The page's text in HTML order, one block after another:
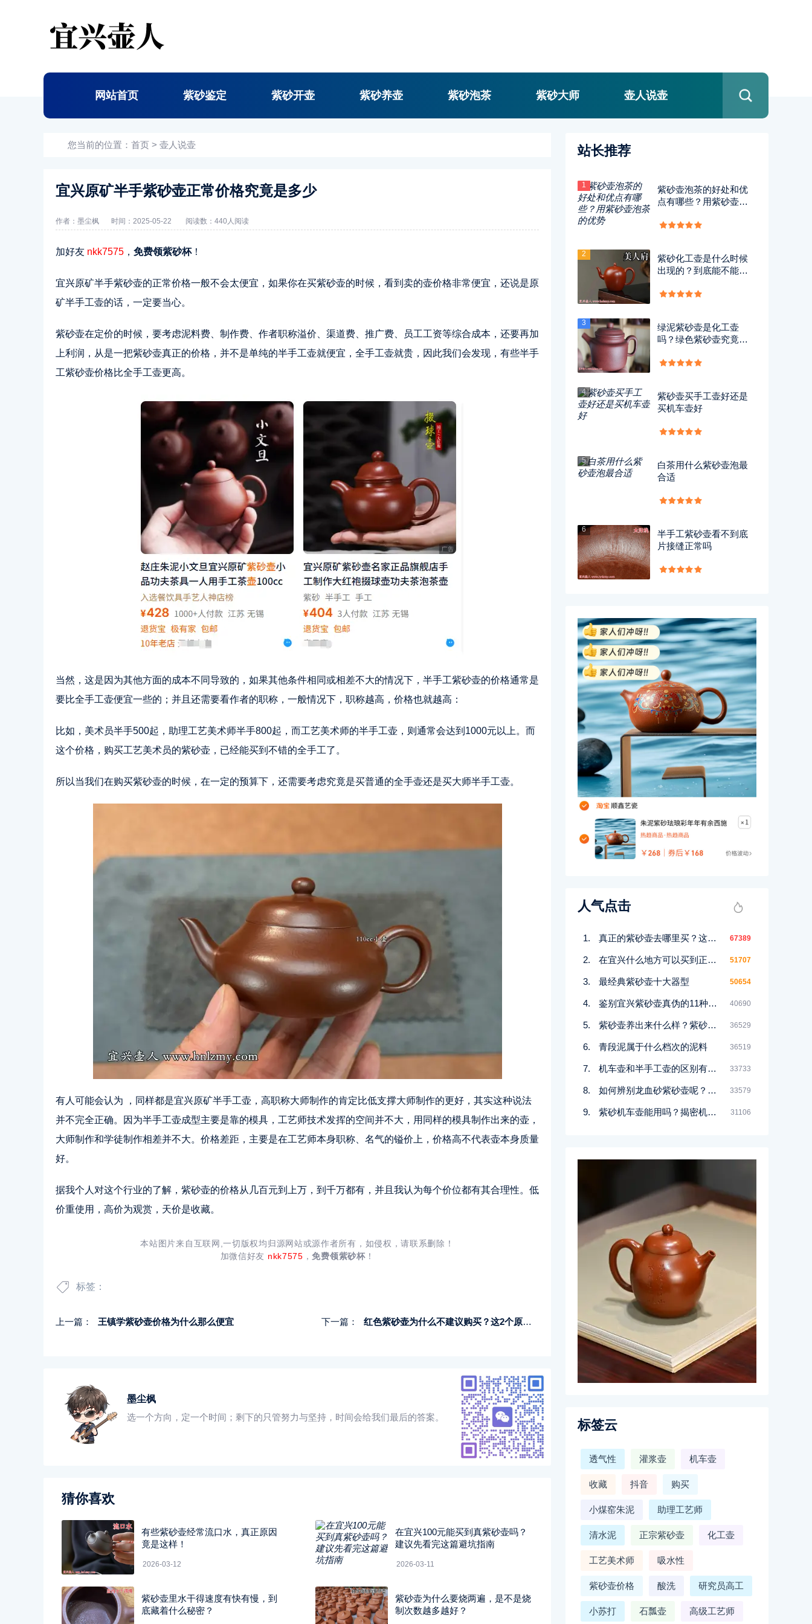
网站首页 紫砂鉴定 紫砂开壶 紫砂养壶 紫砂泡茶 紫砂大师 壶人说壶
您当前的位置： 首页 > 壶人说壶
宜兴原矿半手紫砂壶正常价格究竟是多少
作者：墨尘枫 时间：2025-05-22 阅读数： 440人阅读
加好友 nkk7575 ， 免费领紫砂杯！
宜兴原矿半手紫砂壶的正常价格一般不会太便宜，如果你在买紫砂壶的时候，看到卖的壶价格非常便宜，还说是原
矿半手工壶的话，一定要当心。
紫砂壶在定价的时候，要考虑泥料费、制作费、作者职称溢价、渠道费、推广费、员工工资等综合成本，还要再加
上利润，从是一把紫砂壶真正的价格，并不是单纯的半手工壶就便宜，全手工壶就贵，因此我们会发现，有些半手
工紫砂壶价格比全手工壶更高。
当然，这是因为其他方面的成本不同导致的，如果其他条件相同或相差不大的情况下，半手工紫砂壶的价格通常是
要比全手工壶便宜一些的；并且还需要看作者的职称，一般情况下，职称越高，价格也就越高：
比如，美术员半手500起，助理工艺美术师半手800起，而工艺美术师的半手工壶，则通常会达到1000元以上。而
这个价格，购买工艺美术员的紫砂壶，已经能买到不错的全手工了。
所以当我们在购买紫砂壶的时候，在一定的预算下，还需要考虑究竟是买普通的全手壶还是买大师半手工壶。
有人可能会认为 ，同样都是宜兴原矿半手工壶，高职称大师制作的肯定比低支撑大师制作的更好，其实这种说法
并不完全正确。因为半手工壶成型主要是靠的模具，工艺师技术发挥的空间并不大，用同样的模具制作出来的壶，
大师制作和学徒制作相差并不大。价格差距，主要是在工艺师本身职称、名气的镒价上，价格高不代表壶本身质量
好。
据我个人对这个行业的了解，紫砂壶的价格从几百元到上万，到千万都有，并且我认为每个价位都有其合理性。低
价重使用，高价为观赏，天价是收藏。
本站图片来自互联网,一切版权均归源网站或源作者所有，如侵权，请联系删除！
加微信好友 nkk7575 ，免费领紫砂杯！
标签：
上一篇： 王镇学紫砂壶价格为什么那么便宜 下一篇： 红色紫砂壶为什么不建议购买？这2个原因很难避免
墨尘枫
选一个方向，定一个时间；剩下的只管努力与坚持，时间会给我们最后的答案。
猜你喜欢
有些紫砂壶经常流口水，真正原因
竟是这样！
2026-03-12
在宜兴100元能买到真紫砂壶吗？
建议先看完这篇避坑指南
2026-03-11
紫砂壶里水干得速度有快有慢，到
底藏着什么秘密？
紫砂壶为什么要烧两遍，是不是烧
制次数越多越好？
站长推荐
1
紫砂壶泡茶的好处和优
点有哪些？用紫砂壶泡
2
紫砂化工壶是什么时候
出现的？到底能不能
3
绿泥紫砂壶是化工壶
吗？绿色紫砂壶究竟有
4
紫砂壶买手工壶好还是
买机车壶好
5
白茶用什么紫砂壶泡最
合适
6
半手工紫砂壶看不到底
片接缝正常吗
人气点击
真正的紫砂壶去哪里买？这几个地方都能买到！ 67389
在宜兴什么地方可以买到正宗紫砂壶 51707
最经典紫砂壶十大器型 50654
鉴别宜兴紫砂壶真伪的11种好方法 40690
紫砂壶养出来什么样？紫砂壶包浆前后对比图鉴赏 36529
青段泥属于什么档次的泥料 36519
机车壶和半手工壶的区别有哪些 33733
如何辨别龙血砂紫砂壶呢？记住一点 33579
紫砂机车壶能用吗？揭密机车壶的真实面目 31106
标签云
透气性 灌浆壶 机车壶
收藏 抖音 购买
小煤窑朱泥 助理工艺师
清水泥 正宗紫砂壶 化工壶
工艺美术师 吸水性
紫砂壶价格 酸洗 研究员高工
小苏打 石瓢壶 高级工艺师